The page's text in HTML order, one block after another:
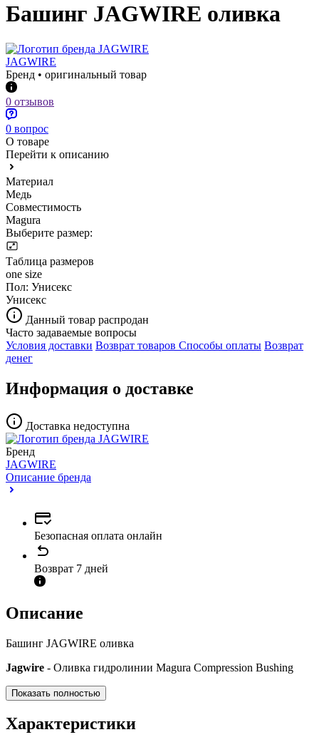
Башинг JAGWIRE оливка
JAGWIRE
Бренд • оригинальный товар
0 отзывов
0 вопрос
О товаре
Перейти к описанию
Материал
Медь
Совместимость
Magura
Выберите размер:
Таблица размеров
one size
Пол: Унисекс
Унисекс
Данный товар распродан
Часто задаваемые вопросы
Условия доставки Возврат товаров Способы оплаты Возврат
денег
Информация о доставке
Доставка недоступна
Бренд
JAGWIRE
Описание бренда
Безопасная оплата онлайн
Возврат 7 дней
Описание
Башинг JAGWIRE оливка
Jagwire - Оливка гидролинии Magura Compression Bushing
Показать полностью
Характеристики